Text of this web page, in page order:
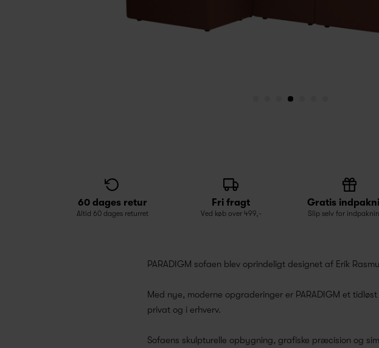
60 dages retur
Altid 60 dages returret
Fri fragt
Ved køb over 499,-
Gratis
Slip selv for
PARADIGM sofaen blev oprindeligt designet af Erik
Med nye, moderne opgraderinger er PARADIGM et
privat og i erhverv.
Sofaens skulpturelle opbygning, grafiske præcision og